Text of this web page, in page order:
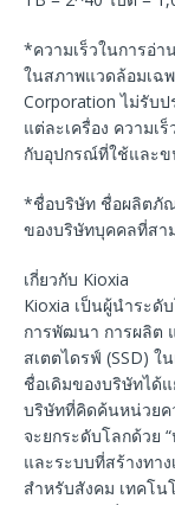
*ความเร็วในการอ่
ในสภาพแวดล้อมเฉ
Corporation ไม่รับ
แต่ละเครื่อง ความเ
กับอุปกรณ์ที่ใช้และ
*ชื่อบริษัท ชื่อผลิตภัณ
ของบริษัทบุคคลที่สา
เกี่ยวกับ Kioxia
Kioxia เป็นผู้นำระ
การพัฒนา การผลิต
สเตตไดรฟ์ (SSD) ใ
ชื่อเดิมของบริษัทได้
บริษัทที่คิดค้นหน่วยค
จะยกระดับโลกด้วย
และระบบที่สร้างทา
สำหรับสังคม เทคโ